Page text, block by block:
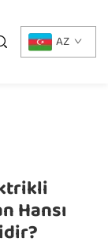
AZ
Hansı